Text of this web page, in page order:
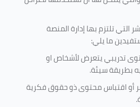
تلتزم بها إدارة المنصة
ما يلي:
تدريبي يتعرض لأشخاص او
بطريقة سيئة.
أو اقتباس محتوى ذو حقوق فكرية
.